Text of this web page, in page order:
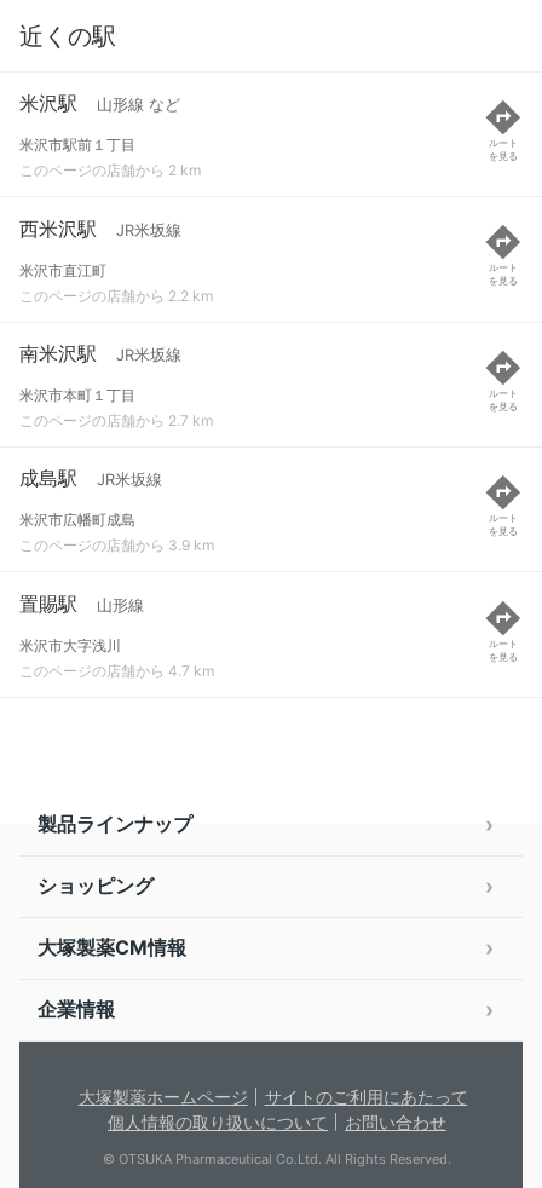
近くの駅
米沢駅 山形線 など
米沢市駅前１丁目
このページの店舗から 2 km
ルート
を見る
西米沢駅 JR米坂線
米沢市直江町
このページの店舗から 2.2 km
ルート
を見る
南米沢駅 JR米坂線
米沢市本町１丁目
このページの店舗から 2.7 km
ルート
を見る
成島駅 JR米坂線
米沢市広幡町成島
このページの店舗から 3.9 km
ルート
を見る
置賜駅 山形線
米沢市大字浅川
このページの店舗から 4.7 km
ルート
を見る
製品ラインナップ
ショッピング
大塚製薬CM情報
企業情報
大塚製薬ホームページ
サイトのご利用にあたって
個人情報の取り扱いについて
お問い合わせ
© OTSUKA Pharmaceutical Co.Ltd. All Rights Reserved.